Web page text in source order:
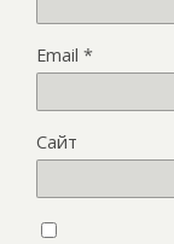
Email *
Сайт